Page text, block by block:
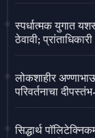
स्पर्धात्मक युगात
ठेवावी;
लोकशाहीर
परिवर्तनाचा
सिद्धार्थ